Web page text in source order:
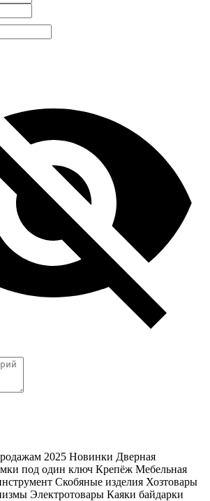
2025 Новинки Дверная
под один ключ Крепёж Мебельная
Скобяные изделия Хозтовары
Электротовары Каяки байдарки